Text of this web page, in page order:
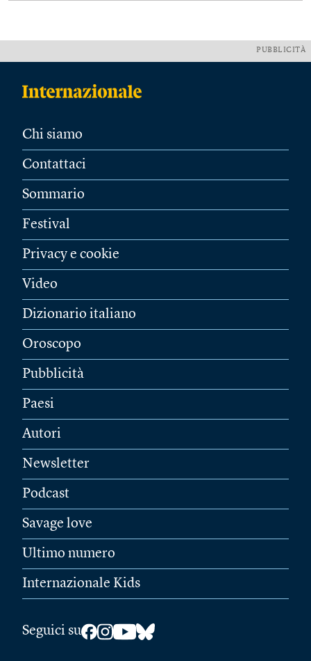
PUBBLICITÀ
Chi siamo
Contattaci
Sommario
Festival
Privacy e cookie
Video
Dizionario italiano
Oroscopo
Pubblicità
Paesi
Autori
Newsletter
Podcast
Savage love
Ultimo numero
Internazionale Kids
Seguici su